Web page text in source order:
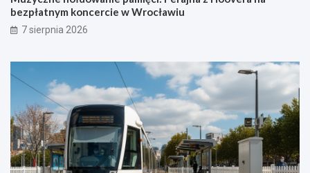
bezpłatnym koncercie w Wrocławiu
7 sierpnia 2026